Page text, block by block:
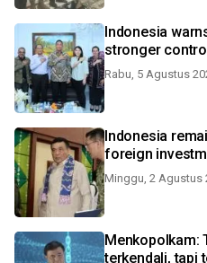
Indonesia
stronger
Rabu, 5 Agustus
Indonesia
foreign
Minggu, 2 Agustus
Menkopolkam:
terkendali, tapi